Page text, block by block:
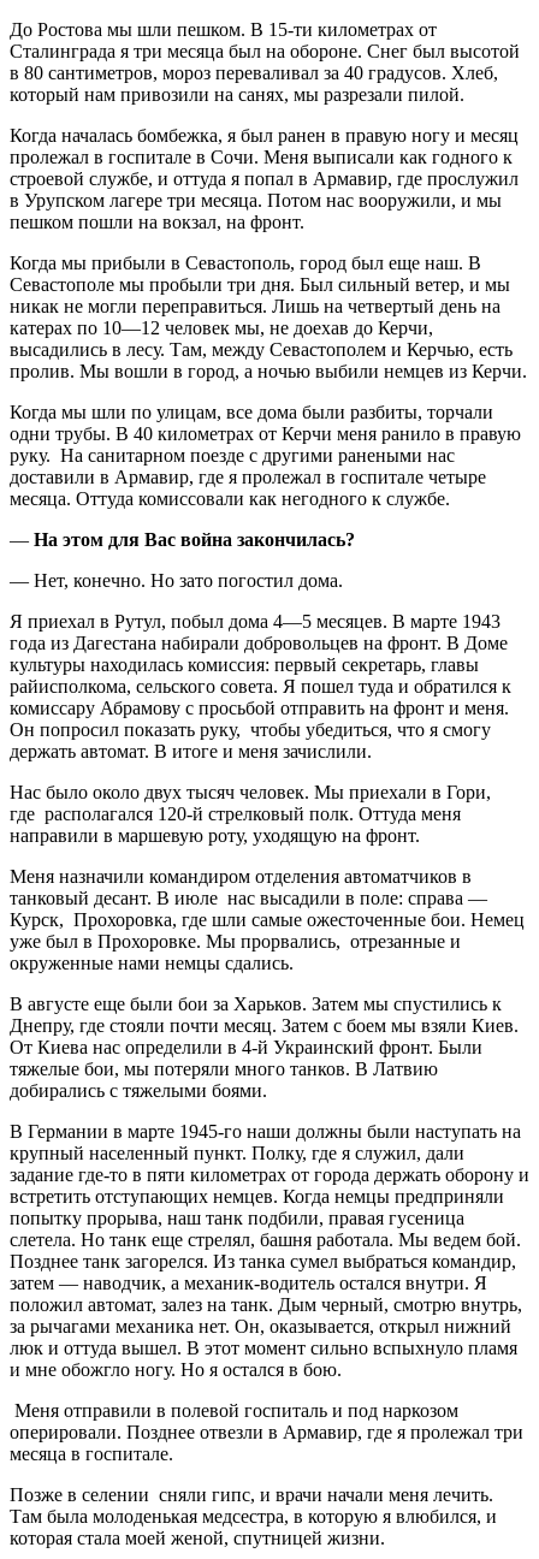
До Ростова мы шли пешком. В 15-ти километрах от
Сталинграда я три месяца был на обороне. Снег был высотой
в 80 сантиметров, мороз переваливал за 40 градусов. Хлеб,
который нам привозили на санях, мы разрезали пилой.
Когда началась бомбежка, я был ранен в правую ногу и месяц
пролежал в госпитале в Сочи. Меня выписали как годного к
строевой службе, и оттуда я попал в Армавир, где прослужил
в Урупском лагере три месяца. Потом нас вооружили, и мы
пешком пошли на вокзал, на фронт.
Когда мы прибыли в Севастополь, город был еще наш. В
Севастополе мы пробыли три дня. Был сильный ветер, и мы
никак не могли переправиться. Лишь на четвертый день на
катерах по 10—12 человек мы, не доехав до Керчи,
высадились в лесу. Там, между Севастополем и Керчью, есть
пролив. Мы вошли в город, а ночью выбили немцев из Керчи.
Когда мы шли по улицам, все дома были разбиты, торчали
одни трубы. В 40 километрах от Керчи меня ранило в правую
руку. На санитарном поезде с другими ранеными нас
доставили в Армавир, где я пролежал в госпитале четыре
месяца. Оттуда комиссовали как негодного к службе.
— На этом для Вас война закончилась?
— Нет, конечно. Но зато погостил дома.
Я приехал в Рутул, побыл дома 4—5 месяцев. В марте 1943
года из Дагестана набирали добровольцев на фронт. В Доме
культуры находилась комиссия: первый секретарь, главы
райисполкома, сельского совета. Я пошел туда и обратился к
комиссару Абрамову с просьбой отправить на фронт и меня.
Он попросил показать руку, чтобы убедиться, что я смогу
держать автомат. В итоге и меня зачислили.
Нас было около двух тысяч человек. Мы приехали в Гори,
где располагался 120-й стрелковый полк. Оттуда меня
направили в маршевую роту, уходящую на фронт.
Меня назначили командиром отделения автоматчиков в
танковый десант. В июле нас высадили в поле: справа —
Курск, Прохоровка, где шли самые ожесточенные бои. Немец
уже был в Прохоровке. Мы прорвались, отрезанные и
окруженные нами немцы сдались.
В августе еще были бои за Харьков. Затем мы спустились к
Днепру, где стояли почти месяц. Затем с боем мы взяли Киев.
От Киева нас определили в 4-й Украинский фронт. Были
тяжелые бои, мы потеряли много танков. В Латвию
добирались с тяжелыми боями.
В Германии в марте 1945-го наши должны были наступать на
крупный населенный пункт. Полку, где я служил, дали
задание где-то в пяти километрах от города держать оборону и
встретить отступающих немцев. Когда немцы предприняли
попытку прорыва, наш танк подбили, правая гусеница
слетела. Но танк еще стрелял, башня работала. Мы ведем бой.
Позднее танк загорелся. Из танка сумел выбраться командир,
затем — наводчик, а механик-водитель остался внутри. Я
положил автомат, залез на танк. Дым черный, смотрю внутрь,
за рычагами механика нет. Он, оказывается, открыл нижний
люк и оттуда вышел. В этот момент сильно вспыхнуло пламя
и мне обожгло ногу. Но я остался в бою.
Меня отправили в полевой госпиталь и под наркозом
оперировали. Позднее отвезли в Армавир, где я пролежал три
месяца в госпитале.
Позже в селении сняли гипс, и врачи начали меня лечить.
Там была молоденькая медсестра, в которую я влюбился, и
которая стала моей женой, спутницей жизни.